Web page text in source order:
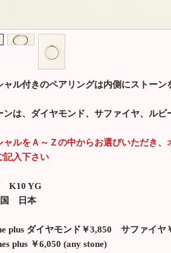
ャル付きのペアリングは内側にストーン
ンは、ダイヤモンド、サファイヤ、ルビ
ャルをＡ～Ｚの中からお選びいただき
記入下さい
K10 YG
国 日本
plus ダイヤモンド￥3,850 サファイ
plus ￥6,050 (any stone)